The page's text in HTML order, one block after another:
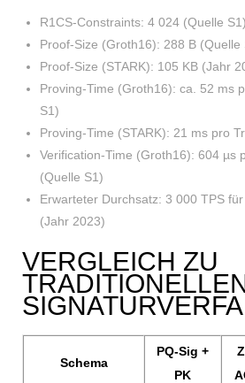
R1CS-Constraints: 4 024 (Quelle S1)
Proof-Size (Groth16): 288 B (Quelle
Proof-Size (STARK): 105 KB (Jahr
Proving-Time (Groth16): ca. 52 ms
S1)
Proving-Time (STARK): 21 ms pro
Verification-Time (Groth16): 604 µs
(Quelle S1)
Erwarteter Durchsatz: 3 000 TPS
(Jahr 2023)
VERGLEICH ZU
Schema
PQ-Sig +
PK